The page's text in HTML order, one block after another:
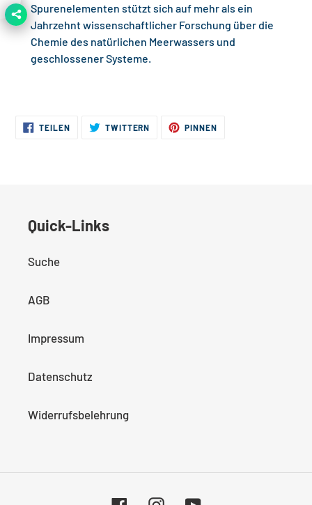
Spurenelementen stützt sich auf mehr als ein
Jahrzehnt wissenschaftlicher Forschung über die
Chemie des natürlichen Meerwassers und
geschlossener Systeme.
TEILENAUF
FACEBOOK
TWITTERN
TWITTER
PINNEN
Quick-Links
Suche
AGB
Impressum
Datenschutz
Widerrufsbelehrung